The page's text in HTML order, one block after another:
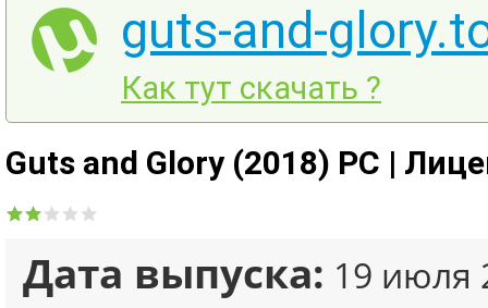
guts-and-
Как тут скачать ?
Guts and Glory (2018) PC |
Дата выпуска: 19 июля